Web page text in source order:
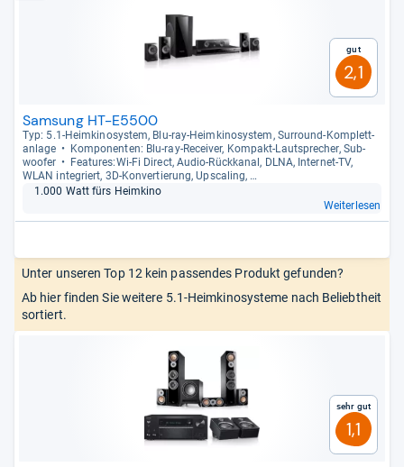
Gut
2,1
Samsung HT-E5500
Typ: 5.1-​Heim­ki­no­sys­tem, Blu-​ray-​Heim­ki­no­sys­tem, Sur­round-​Kom­plett­
an­lage
Kom­po­nen­ten: Blu-​ray-​Recei­ver, Kom­pakt-​Laut­spre­cher, Sub­
woofer
Fea­tu­res:Wi-​Fi Direct, Audio-​Rück­ka­nal, DLNA, Inter­net-​TV,
WLAN inte­griert, 3D-​Kon­ver­tie­rung, Ups­ca­ling, …
1.000 Watt fürs Heim­kino
Weiterlesen
Unter unseren Top 12 kein passendes Produkt gefunden?
Ab hier finden Sie weitere 5.1-Heimkinosysteme nach Beliebtheit
sortiert.
Sehr gut
1,1